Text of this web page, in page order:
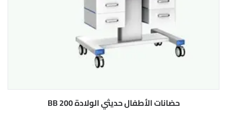
حضانات الأطفال حديثي الولادة BB 200